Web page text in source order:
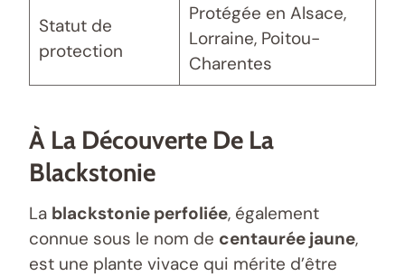
Statut de
protection
Protégée en Alsace,
Lorraine, Poitou-
Charentes
À La Découverte De La
Blackstonie
La blackstonie perfoliée, également
connue sous le nom de centaurée jaune,
est une plante vivace qui mérite d’être